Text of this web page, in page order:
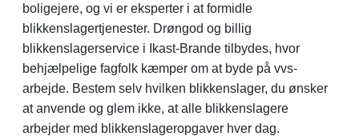
boligejere, og vi er eksperter i at formidle
blikkenslagertjenester. Drøngod og billig
blikkenslagerservice i Ikast-Brande tilbydes, hvor
behjælpelige fagfolk kæmper om at byde på vvs-
arbejde. Bestem selv hvilken blikkenslager, du ønsker
at anvende og glem ikke, at alle blikkenslagere
arbejder med blikkenslageropgaver hver dag.